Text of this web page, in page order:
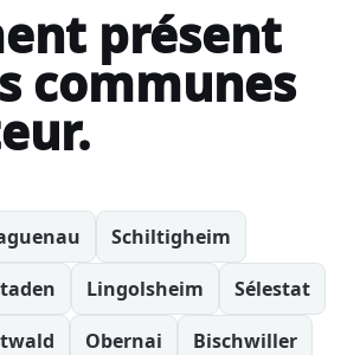
présent
communes
Schiltigheim
Lingolsheim
Sélestat
Obernai
Bischwiller